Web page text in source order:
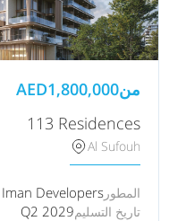
من AED1,800,000
113 Residences
Al Sufouh
المطور Iman Developers
تاريخ التسليمQ2 2029